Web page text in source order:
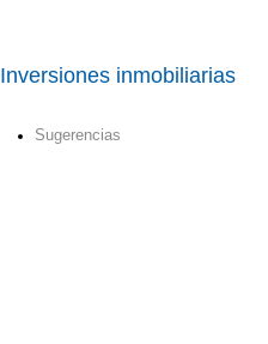
Inversiones inmobiliarias
Sugerencias